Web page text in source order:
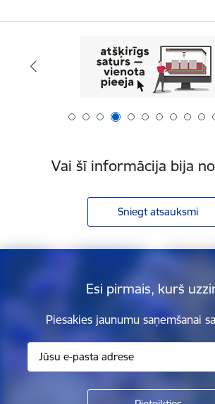
Vai šī informācija bija
Sniegt atsauksmi
Esi pirmais, kurš
Piesakies jaunumu saņemšanai